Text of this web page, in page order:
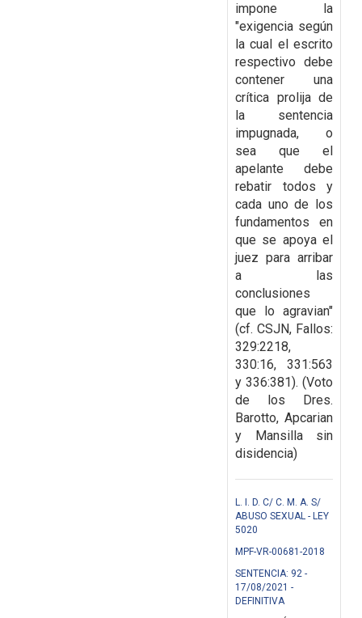
impone la
"exigencia según
la cual el escrito
respectivo debe
contener una
crítica prolija de
la sentencia
impugnada, o
sea que el
apelante debe
rebatir todos y
cada uno de los
fundamentos en
que se apoya el
juez para arribar
a las
conclusiones
que lo agravian"
(cf. CSJN, Fallos:
329:2218,
330:16, 331:563
y 336:381). (Voto
de los Dres.
Barotto, Apcarian
y Mansilla sin
disidencia)
L. I. D. C/ C. M. A. S/
ABUSO SEXUAL - LEY
5020
MPF-VR-00681-2018
SENTENCIA: 92 -
17/08/2021 -
DEFINITIVA